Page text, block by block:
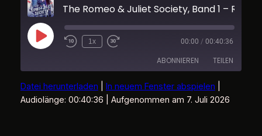
Play
Episode
1x 00:00 / 00:40:36
ABONNIEREN TEILEN
RSS FEED
TEILEN
Datei herunterladen In neuem Fenster abspielen
Audiolänge: 00:40:36
Aufgenommen am 7. Juli 2026